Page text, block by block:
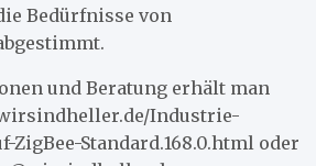
Bedürfnisse von
und Beratung erhält man
Industrie-
ZigBee-Standard.168.0.html oder